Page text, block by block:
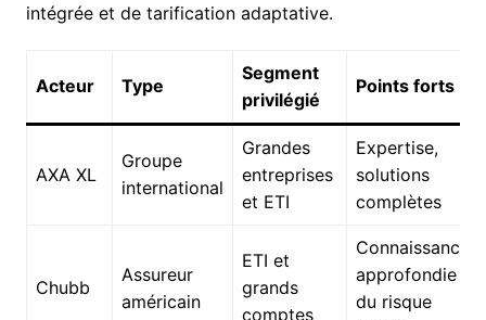
intégrée et de tarification adaptative.
Acteur Type
Segment
privilégié
Points forts
AXA XL
Groupe
international
Grandes
entreprises
et ETI
Expertise,
solutions
complètes
Chubb
Assureur
américain
ETI et
grands
comptes
Connaissance
approfondie
du risque